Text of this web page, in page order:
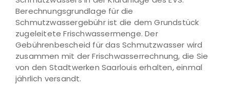
Berechnungsgrundlage für die
Schmutzwassergebühr ist die dem Grundstück
zugeleitete Frischwassermenge. Der
Gebührenbescheid für das Schmutzwasser wird
zusammen mit der Frischwasserrechnung, die Sie
von den Stadtwerken Saarlouis erhalten, einmal
jährlich versandt.